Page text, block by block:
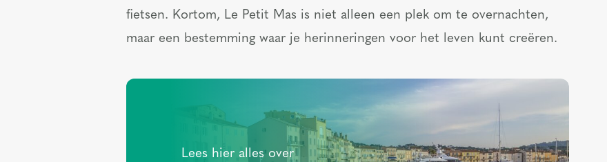
fietsen. Kortom, Le Petit Mas is niet alleen een plek om te overnachten,
maar een bestemming waar je herinneringen voor het leven kunt creëren.
Lees hier alles over